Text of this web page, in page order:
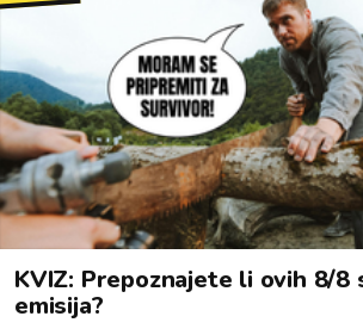
KVIZ: Prepoznajete li ovih 8/
emisija?